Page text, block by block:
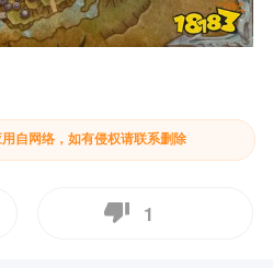
自网络，如有侵权请联系删除
1